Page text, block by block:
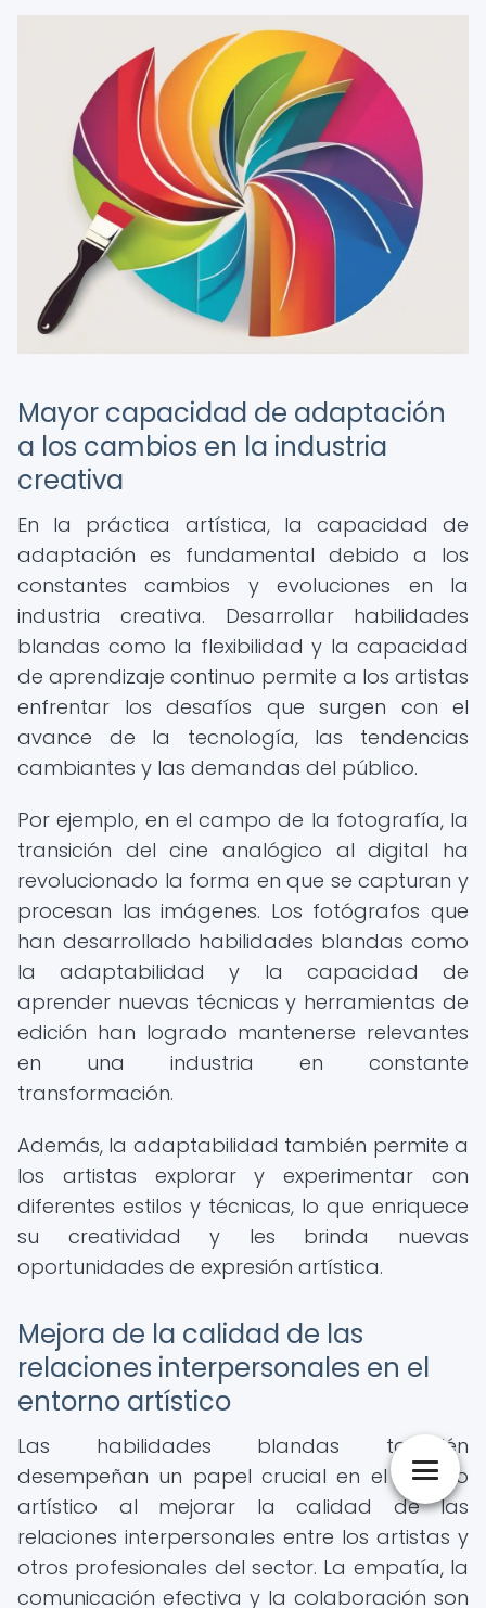
Mayor capacidad de adaptación
a los cambios en la industria
creativa
En la práctica artística, la capacidad de
adaptación es fundamental debido a los
constantes cambios y evoluciones en la
industria creativa. Desarrollar habilidades
blandas como la flexibilidad y la capacidad
de aprendizaje continuo permite a los artistas
enfrentar los desafíos que surgen con el
avance de la tecnología, las tendencias
cambiantes y las demandas del público.
Por ejemplo, en el campo de la fotografía, la
transición del cine analógico al digital ha
revolucionado la forma en que se capturan y
procesan las imágenes. Los fotógrafos que
han desarrollado habilidades blandas como
la adaptabilidad y la capacidad de
aprender nuevas técnicas y herramientas de
edición han logrado mantenerse relevantes
en una industria en constante
transformación.
Además, la adaptabilidad también permite a
los artistas explorar y experimentar con
diferentes estilos y técnicas, lo que enriquece
su creatividad y les brinda nuevas
oportunidades de expresión artística.
Mejora de la calidad de las
relaciones interpersonales en el
entorno artístico
Las habilidades blandas también
desempeñan un papel crucial en el ámbito
artístico al mejorar la calidad de las
relaciones interpersonales entre los artistas y
otros profesionales del sector. La empatía, la
comunicación efectiva y la colaboración son